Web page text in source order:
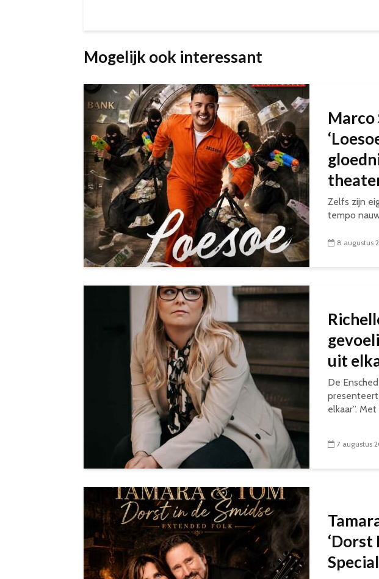
Mogelijk ook interessant
Marco
Zelfs zijn
tempo
8 augustus
uit
De
presenteert
elkaar”.
7 augustus
‘Dorst